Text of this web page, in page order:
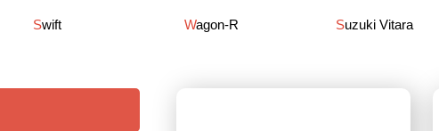
Swift Wagon-R Suzuki Vitara